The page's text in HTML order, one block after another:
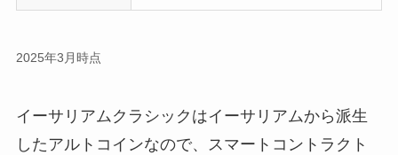
2025年3月時点
イーサリアムクラシックはイーサリアムから派生
したアルトコインなので、スマートコントラクト